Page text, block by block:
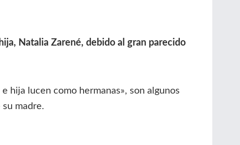
Natalia Zarené, debido al gran parecido
hija lucen como hermanas», son algunos
madre.